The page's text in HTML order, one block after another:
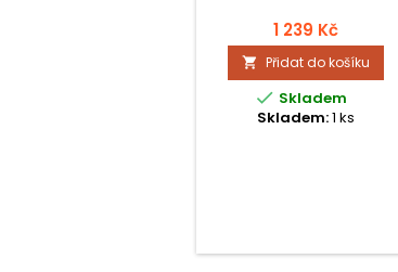
1 239 Kč
 Přidat do košíku
 Skladem
Skladem:1 ks